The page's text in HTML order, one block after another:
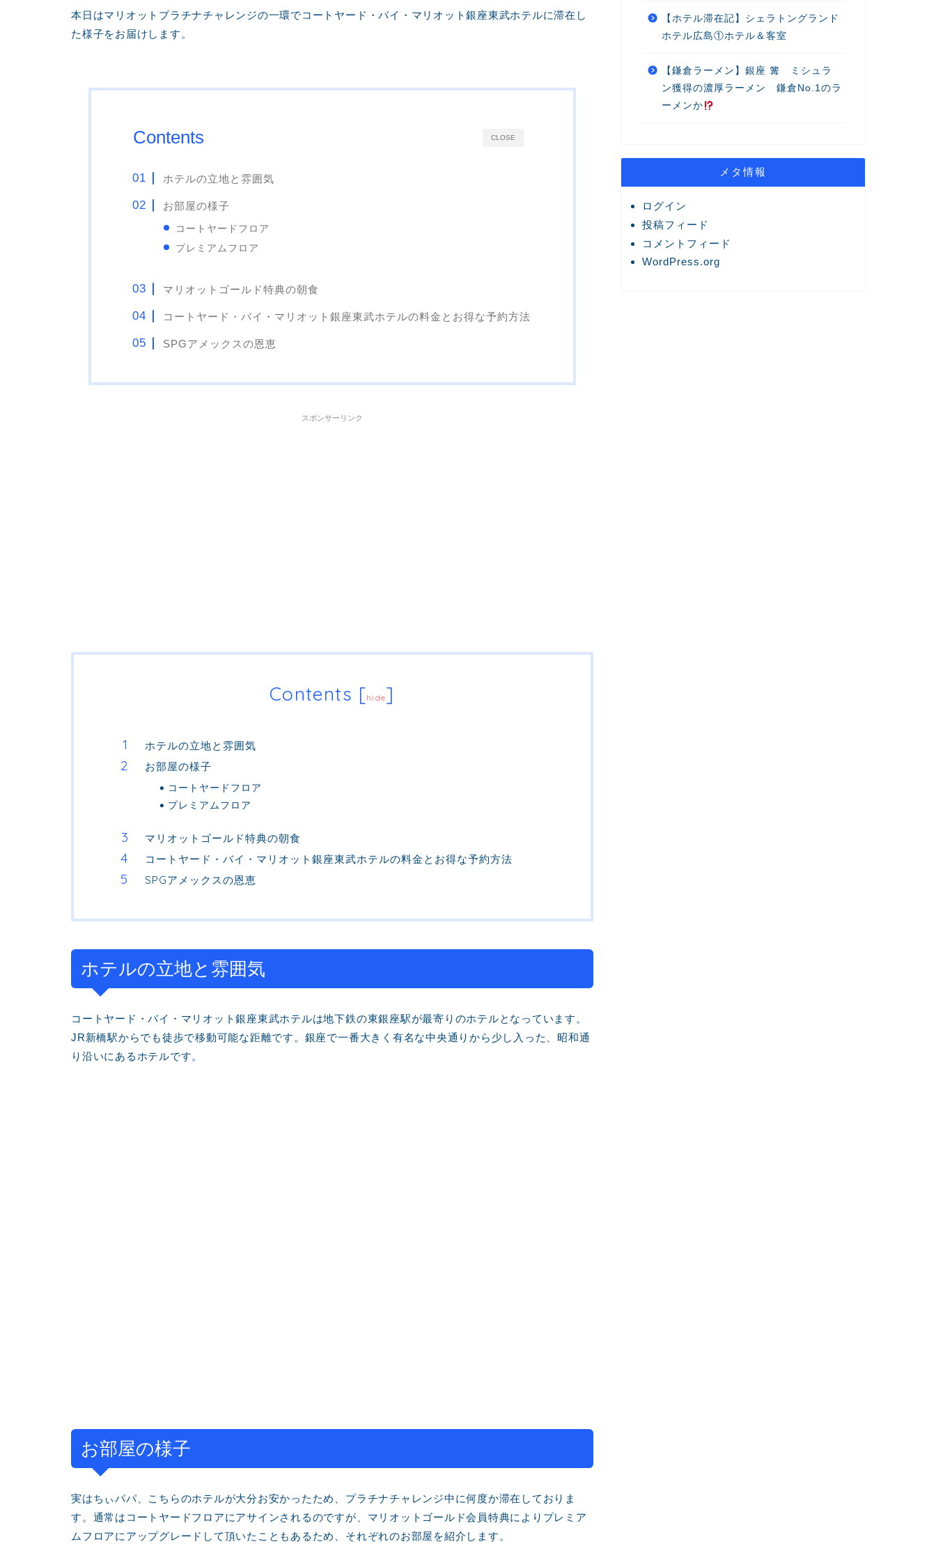
本日はマリオットプラチナチャレンジの一環でコートヤード・バイ・マリオット銀座東武ホテルに滞在し
た様子をお届けします。
CLOSE
Contents
ホテルの立地と雰囲気
お部屋の様子
コートヤードフロア
プレミアムフロア
マリオットゴールド特典の朝食
コートヤード・バイ・マリオット銀座東武ホテルの料金とお得な予約方法
SPGアメックスの恩恵
スポンサーリンク
Contents [hide]
ホテルの立地と雰囲気
お部屋の様子
コートヤードフロア
プレミアムフロア
マリオットゴールド特典の朝食
コートヤード・バイ・マリオット銀座東武ホテルの料金とお得な予約方法
SPGアメックスの恩恵
ホテルの立地と雰囲気
コートヤード・バイ・マリオット銀座東武ホテルは地下鉄の東銀座駅が最寄りのホテルとなっています。
JR新橋駅からでも徒歩で移動可能な距離です。銀座で一番大きく有名な中央通りから少し入った、昭和通
り沿いにあるホテルです。
お部屋の様子
実はちぃパパ、こちらのホテルが大分お安かったため、プラチナチャレンジ中に何度か滞在しておりま
す。通常はコートヤードフロアにアサインされるのですが、マリオットゴールド会員特典によりプレミア
ムフロアにアップグレードして頂いたこともあるため、それぞれのお部屋を紹介します。
【ホテル滞在記】シェラトングランド
ホテル広島①ホテル＆客室
【鎌倉ラーメン】銀座 篝 ミシュラ
ン獲得の濃厚ラーメン 鎌倉No.1のラ
ーメンか
メタ情報
ログイン
投稿フィード
コメントフィード
WordPress.org